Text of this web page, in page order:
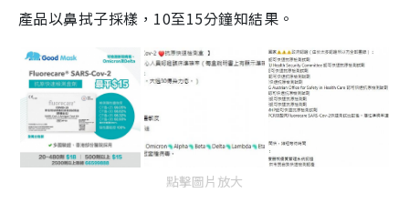
產品以鼻拭子採樣，10至15分鐘知結果。
點擊圖片放大